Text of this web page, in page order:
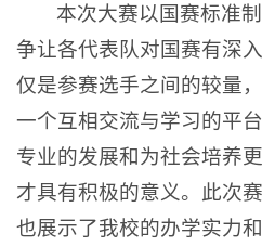
本次大赛以国赛标准
争让各代表队对国赛有深
仅是参赛选手之间的较量
一个互相交流与学习的平
专业的发展和为社会培养
才具有积极的意义。此次
也展示了我校的办学实力